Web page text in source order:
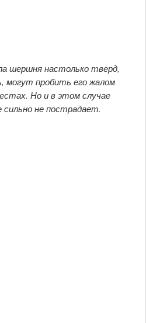
шершня настолько тверд,
могут пробить его жалом
Но и в этом случае
не пострадает.